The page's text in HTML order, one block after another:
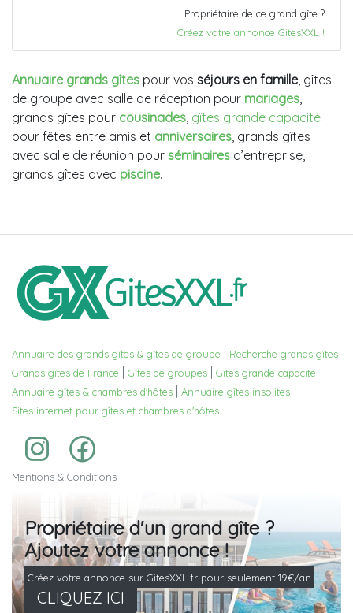
Propriétaire de ce grand gîte ?
Créez votre annonce GitesXXL !
Annuaire grands gîtes pour vos séjours en famille, gîtes
de groupe avec salle de réception pour mariages
grands gîtes pour cousinades gîtes grande capacité
pour fêtes entre amis et anniversaires , grands gîtes
avec salle de réunion pour séminaires d’entreprise,
grands gîtes avec piscine.
Annuaire des grands gîtes & gîtes de groupe | Recherche grands gîtes
Grands gîtes de France | Gîtes de groupes | Gîtes grande capacité
Annuaire gîtes & chambres d'hôtes | Annuaire gîtes insolites
Sites internet pour gîtes et chambres d'hôtes
Mentions & Conditions
Propriétaire d'un grand gîte ?
Ajoutez votre annonce !
Créez votre annonce sur GitesXXL.fr pour seulement 19€/an
CLIQUEZ ICI